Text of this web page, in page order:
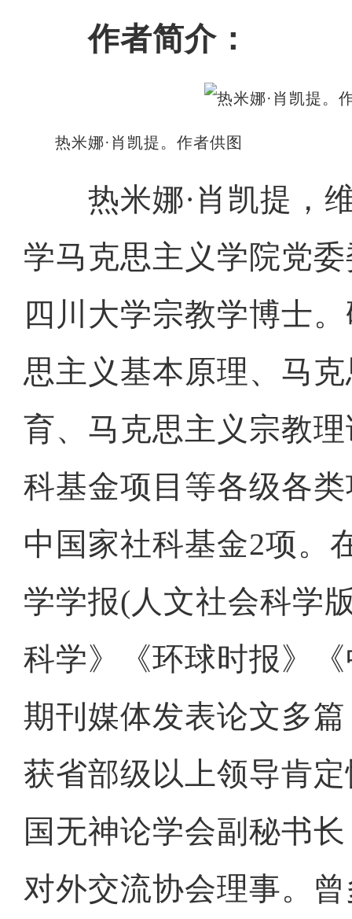
作者简介：
热米娜·肖凯提。作者供图
热米娜·肖凯提，
学马克思主义学院党
四川大学宗教学博士
思主义基本原理、马
育、马克思主义宗教
科基金项目等各级各
中国家社科基金2项。
学学报(人文社会科学
科学》《环球时报》
期刊媒体发表论文多
获省部级以上领导肯
国无神论学会副秘书
对外交流协会理事。
4个民族一户家庭里的